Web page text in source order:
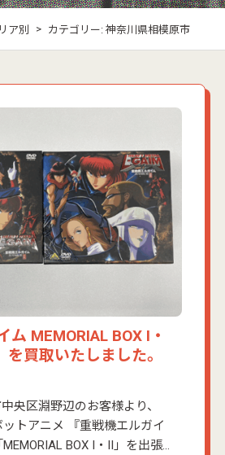
ア別 > カテゴリー:神奈川県相模原市
ム MEMORIAL BOX I・
を買取いたしました。
央区淵野辺のお客様より、
トアニメ 『重戦機エルガイ
BOX I・II」を出張…